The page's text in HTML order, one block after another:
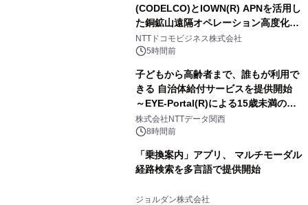
(CODELCO)とIOWN(R) APNを活用し
た銅鉱山遠隔オペレーション高度化に
向けた調査・実証を開始
NTTドコモビジネス株式会社
5時間前
子どもから高齢者まで、誰もが利用で
きる 自治体給付サービスを提供開始
～EYE-Portal(R)による15歳未満の本
人認証と デジタルデバイド対策で実現
～
株式会社NTTデータ関西
8時間前
「乗換案内」アプリ、 マルチモーダル
経路検索を多言語で提供開始
ジョルダン株式会社